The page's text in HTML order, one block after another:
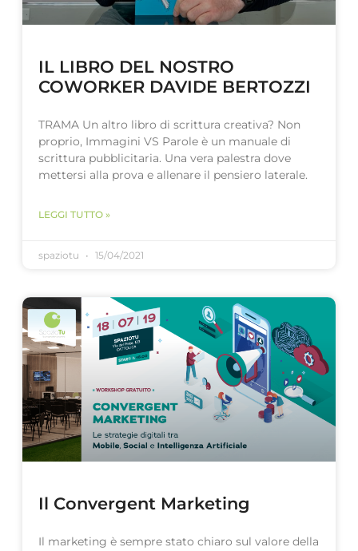
IL LIBRO DEL NOSTRO
COWORKER DAVIDE BERTOZZI
TRAMA Un altro libro di scrittura creativa? Non
proprio, Immagini VS Parole è un manuale di
scrittura pubblicitaria. Una vera palestra dove
mettersi alla prova e allenare il pensiero laterale.
LEGGI TUTTO »
spaziotu 15/04/2021
Il Convergent Marketing
Il marketing è sempre stato chiaro sul valore della